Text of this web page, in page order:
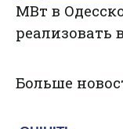
МВт в
реализовать
Больше